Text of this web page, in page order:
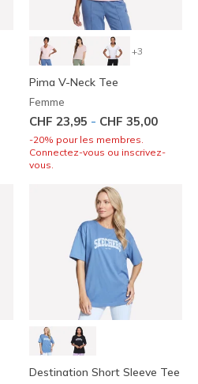
+3
Pima V-Neck Tee
Femme
CHF 23,95 - CHF 35,00
-20% pour les membres.
Connectez-vous ou inscrivez-
vous.
Destination Short Sleeve Tee